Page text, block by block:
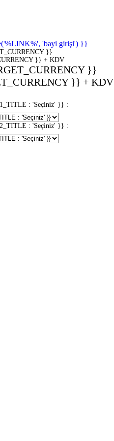
'bayi girişi') }}
}}
}} + KDV
}}
}} + KDV
: 'Seçiniz' }} :
: 'Seçiniz' }} :